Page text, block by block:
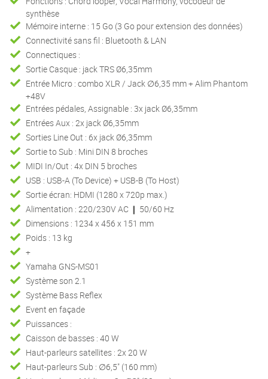
synthèse
Mémoire interne : 15 Go (3 Go pour extension des données)
Connectivité sans fil : Bluetooth & LAN
Connectiques :
Sortie Casque : jack TRS Ø6,35mm
Entrée Micro : combo XLR / Jack ∅6,35 mm + Alim Phantom
+48V
Entrées pédales, Assignable : 3x jack Ø6,35mm
Entrées Aux : 2x jack Ø6,35mm
Sorties Line Out : 6x jack Ø6,35mm
Sortie to Sub : Mini DIN 8 broches
MIDI In/Out : 4x DIN 5 broches
USB : USB-A (To Device) + USB-B (To Host)
Sortie écran: HDMI (1280 x 720p max.)
Alimentation : 220/230V AC ❙ 50/60 Hz
Dimensions : 1234 x 456 x 151 mm
Poids : 13 kg
+
Yamaha GNS-MS01
Système son 2.1
Système Bass Reflex
Event en façade
Puissances :
Caisson de basses : 40 W
Haut-parleurs satellites : 2x 20 W
Haut-parleurs Sub : ∅6,5" (160 mm)